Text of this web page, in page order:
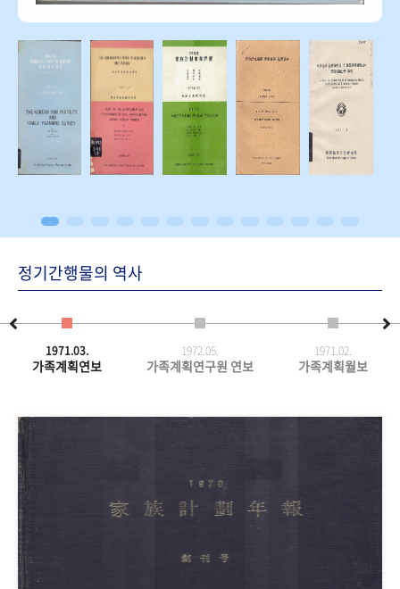
정기간행물의 역사
1971.03.
가족계획연보
1972.05.
가족계획연구원 연보
1971.02.
가족계획월보